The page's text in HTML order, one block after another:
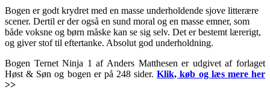
Bogen er godt krydret med en masse underholdende sjove litterære
scener. Dertil er der også en sund moral og en masse emner, som
både voksne og børn måske kan se sig selv. Det er bestemt lærerigt,
og giver stof til eftertanke. Absolut god underholdning.
Bogen Ternet Ninja 1 af Anders Matthesen er udgivet af forlaget
Høst & Søn og bogen er på 248 sider.Klik, køb og læs mere her
>>